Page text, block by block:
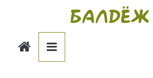
Балдёж